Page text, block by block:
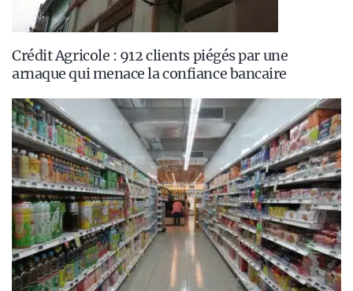
Crédit Agricole : 912 clients piégés par une
arnaque qui menace la confiance bancaire